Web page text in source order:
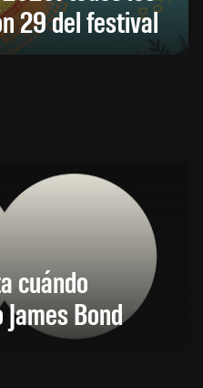
29 del festival
cuándo
Bond